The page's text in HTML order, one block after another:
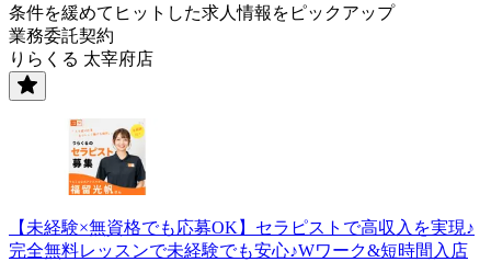
条件を緩めてヒットした求人情報をピックアップ
業務委託契約
りらくる 太宰府店
【未経験×無資格でも応募OK】セラピストで高収入を実現♪
完全無料レッスンで未経験でも安心♪Wワーク&短時間入店